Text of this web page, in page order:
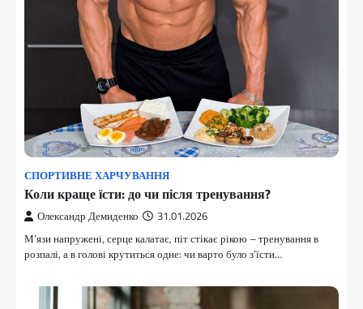
СПОРТИВНЕ ХАРЧУВАННЯ
Коли краще їсти: до чи після тренування?
Олександр Демиденко 31.01.2026
М’язи напружені, серце калатає, піт стікає рікою – тренування в
розпалі, а в голові крутиться одне: чи варто було з’їсти…